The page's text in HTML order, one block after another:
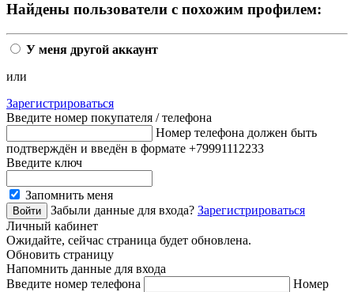
Найдены пользователи с похожим профилем:
У меня другой аккаунт
или
Зарегистрироваться
Введите номер покупателя / телефона
Номер телефона должен быть
подтверждён и введён в формате +79991112233
Введите ключ
Запомнить меня
Забыли данные для входа? Зарегистрироваться
Личный кабинет
Ожидайте, сейчас страница будет обновлена.
Обновить страницу
Напомнить данные для входа
Введите номер телефона
Номер